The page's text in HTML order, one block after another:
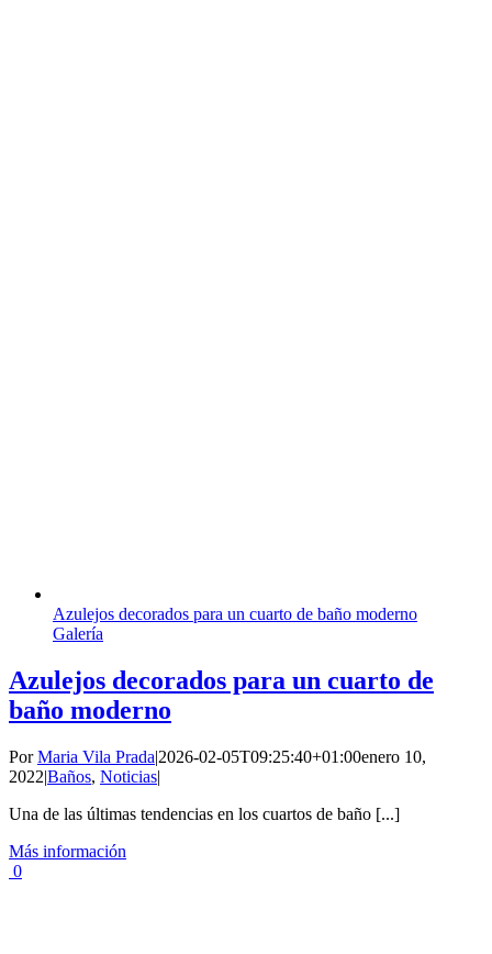
Azulejos decorados para un cuarto de baño moderno
Galería
Azulejos decorados para un cuarto de
baño moderno
PorMaria Vila Prada|2026-02-05T09:25:40+01:00enero 10,
2022|Baños, Noticias|
Una de las últimas tendencias en los cuartos de baño [...]
Más información
0